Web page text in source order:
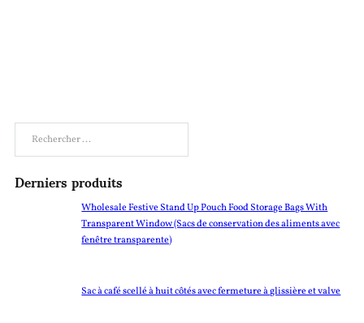
Derniers produits
Wholesale Festive Stand Up Pouch Food Storage Bags With
Transparent Window (Sacs de conservation des aliments avec
fenêtre transparente)
Sac à café scellé à huit côtés avec fermeture à glissière et valve